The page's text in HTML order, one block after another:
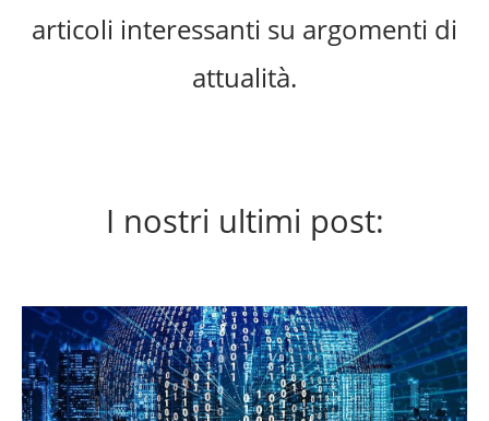
articoli interessanti su argomenti di
attualità.
I nostri ultimi post:
P
a
g
i
P
a
g
i
P
a
g
i
P
a
g
i
P
a
g
i